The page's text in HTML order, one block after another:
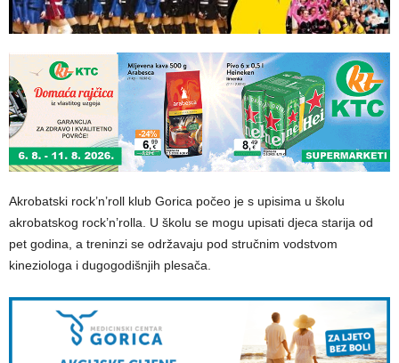
Akrobatski rock’n’roll klub Gorica počeo je s upisima u školu
akrobatskog rock’n’rolla. U školu se mogu upisati djeca starija od
pet godina, a treninzi se održavaju pod stručnim vodstvom
kineziologa i dugogodišnjih plesača.